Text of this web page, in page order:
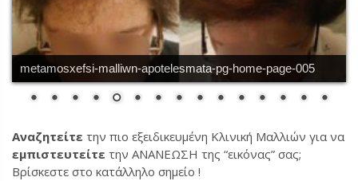
metamosxefsi-malliwn-apotelesmata-pg-home-page-005
Αναζητείτε την πιο εξειδικευμένη Κλινική Μαλλιών για να
εμπιστευτείτε την ΑΝΑΝΕΩΣΗ της “εικόνας” σας;
Βρίσκεστε στο κατάλληλο σημείο !